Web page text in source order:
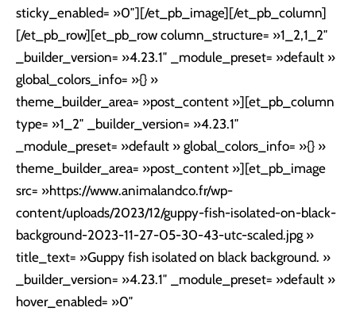
sticky_enabled= »0″][/et_pb_image][/et_pb_column]
[/et_pb_row][et_pb_row column_structure= »1_2,1_2″
_builder_version= »4.23.1″ _module_preset= »default »
global_colors_info= »{} »
theme_builder_area= »post_content »][et_pb_column
type= »1_2″ _builder_version= »4.23.1″
_module_preset= »default » global_colors_info= »{} »
theme_builder_area= »post_content »][et_pb_image
src= »https://www.animalandco.fr/wp-
content/uploads/2023/12/guppy-fish-isolated-on-black-
background-2023-11-27-05-30-43-utc-scaled.jpg »
title_text= »Guppy fish isolated on black background. »
_builder_version= »4.23.1″ _module_preset= »default »
hover_enabled= »0″